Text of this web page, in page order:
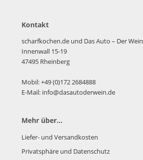
Kontakt
scharfkochen.de und Das Auto – Der Wein
Innenwall 15-19
47495 Rheinberg
Mobil: +49 (0)172 2684888
E-Mail: info@dasautoderwein.de
Mehr über...
Liefer- und Versandkosten
Privatsphäre und Datenschutz